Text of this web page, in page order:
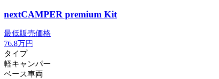
nextCAMPER premium Kit
最低販売価格
76.8万円
タイプ
軽キャンパー
ベース車両